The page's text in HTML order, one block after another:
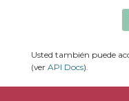
Usted también puede
(ver API Docs).